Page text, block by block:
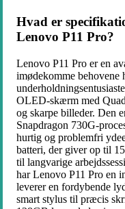
Hvad er
Lenovo P11 Pro?
Lenovo P11 Pro er en
imødekomme behovene
OLED-skærm med
og skarpe billeder. Den
Snapdragon 730G-
hurtig og problemfri
batteri, der giver op til
til langvarige
har Lenovo P11 Pro en
leverer en fordybende
smart stylus til præcis